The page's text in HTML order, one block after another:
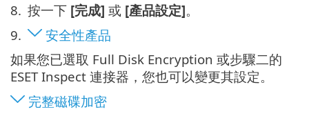
8. 按一下 [完成] 或 [產品設定]。
9.
安全性產品
如果您已選取 Full Disk Encryption 或步驟二的
ESET Inspect 連接器，您也可以變更其設定。
完整磁碟加密